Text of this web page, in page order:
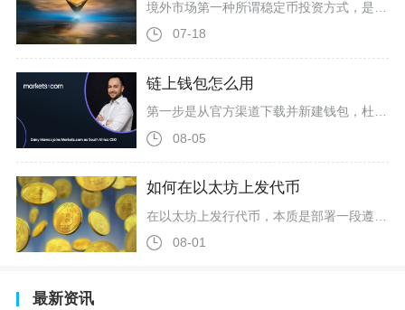
07-18
链上钱包怎么用
第一步是从官方渠道下载并新建钱包，杜绝假冒盗币软件。手机端可选TrustWallet、TokenPocket、BitgetWallet，电脑浏览器插件主流为MetaMask、Rabby，大额长期囤币可搭配Ledger、Trezor硬件冷钱包，仅在官网、正规应用商店下载，拒绝搜索引擎广告、社群分享的安装包。打开软件选择创建新钱包，设置本地6-12位加密PIN码，该密码仅保护本地设备，丢失无法恢复资产；随后系统自动生成12或24个英文助记词，这是找回资产的唯一凭证，必须在无网络环
08-05
如何在以太坊上发代币
08-01
最新资讯